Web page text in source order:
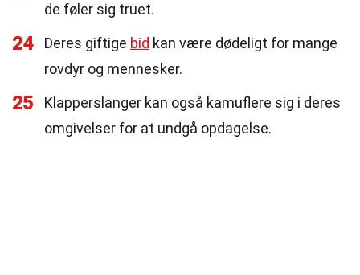
de føler sig truet.
24 Deres giftige bid kan være dødeligt for mange
rovdyr og mennesker.
25
Klapperslanger kan også kamuflere sig i deres
omgivelser for at undgå opdagelse.